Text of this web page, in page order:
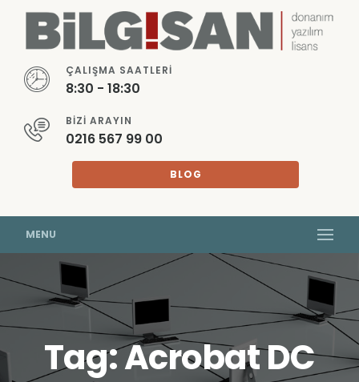
ÇALIŞMA SAATLERI
8:30 - 18:30
BIZI ARAYIN
0216 567 99 00
BLOG
MENU
Tag: Acrobat DC